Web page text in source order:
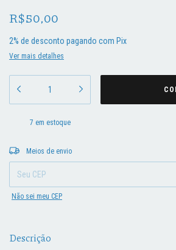
R$50,00
2% de desconto pagando com Pix
Ver mais detalhes
7 em estoque
Entregas para o CEP:
Meios de envio
Não sei meu CEP
Descrição